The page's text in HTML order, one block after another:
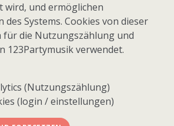
- Alle Rechte vorbehalten
wird, und ermöglichen
des Systems. Cookies von dieser
für die Nutzungszählung und
123Partymusik verwendet.
(Nutzungszählung)
(login / einstellungen)